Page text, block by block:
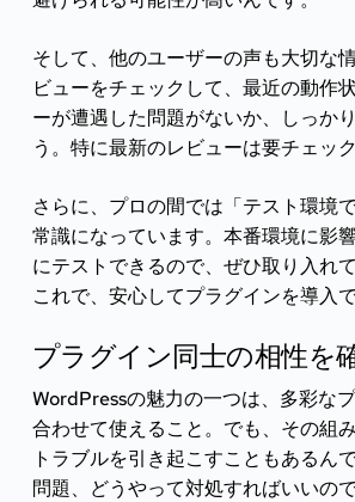
そして、他のユーザーの声も大切な
ビューをチェックして、最近の動作
ーが遭遇した問題がないか、しっか
う。特に最新のレビューは要チェック
さらに、プロの間では「テスト環境
常識になっています。本番環境に影
にテストできるので、ぜひ取り入れ
これで、安心してプラグインを導入で
プラグイン同士の相性を
WordPressの魅力の一つは、多彩な
合わせて使えること。でも、その組
トラブルを引き起こすこともあるん
問題、どうやって対処すればいいの